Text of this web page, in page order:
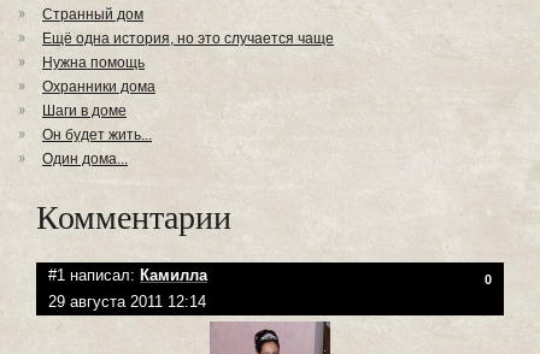
Странный дом
Ещё одна история, но это случается чаще
Нужна помощь
Охранники дома
Шаги в доме
Он будет жить...
Один дома...
Комментарии
#1 написал: Камилла 0
29 августа 2011 12:14